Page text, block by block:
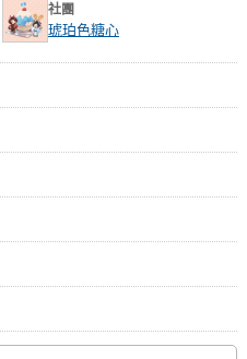
社團
琥珀色糖心